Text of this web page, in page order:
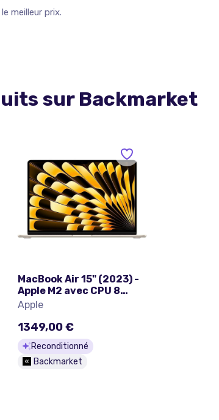
meilleur prix.
sur Backmarket
MacBook Air 15" (2023) -
Apple M2 avec CPU 8
cœurs et GPU 10 cœurs -
16Go RAM - SSD 256Go -
Écran standard -
QWERTZ - Allemand
Apple
1349,00 €
Reconditionné
Backmarket